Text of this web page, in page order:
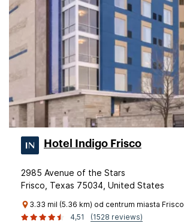
Hotel Indigo Frisco
2985 Avenue of the Stars
Frisco, Texas 75034, United States
3.33 mil (5.36 km) od centrum miasta Frisco
4,51
(1528 reviews)